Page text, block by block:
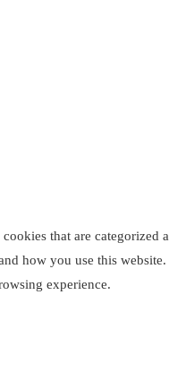
that are categorized
how you use this
experience.